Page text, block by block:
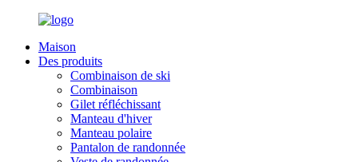
Maison
Des produits
Combinaison de ski
Combinaison
Gilet réfléchissant
Manteau d'hiver
Manteau polaire
Pantalon de randonnée